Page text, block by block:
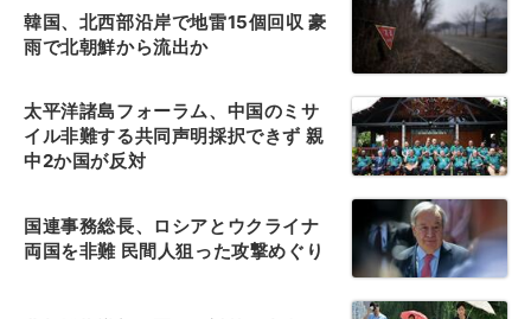
韓国、北西部沿岸で地雷15個回収 豪
雨で北朝鮮から流出か
太平洋諸島フォーラム、中国のミサ
イル非難する共同声明採択できず 親
中2か国が反対
国連事務総長、ロシアとウクライナ
両国を非難 民間人狙った攻撃めぐり